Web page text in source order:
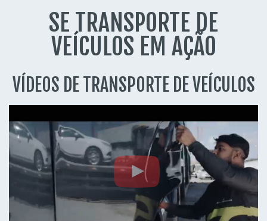
SE TRANSPORTE DE
VEÍCULOS EM AÇÃO
VÍDEOS DE TRANSPORTE DE VEÍCULOS